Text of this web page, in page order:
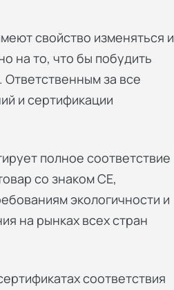
свойство изменяться и
на то, что бы побудить
за все
и сертификации
полное соответствие
со знаком СЕ,
экологичности и
на рынках всех стран
соответствия